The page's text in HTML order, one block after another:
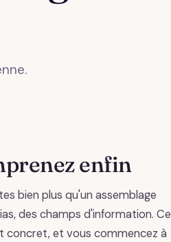
enfin
bien plus qu'un assemblage
des champs d'information. Ce
concret, et vous commencez à